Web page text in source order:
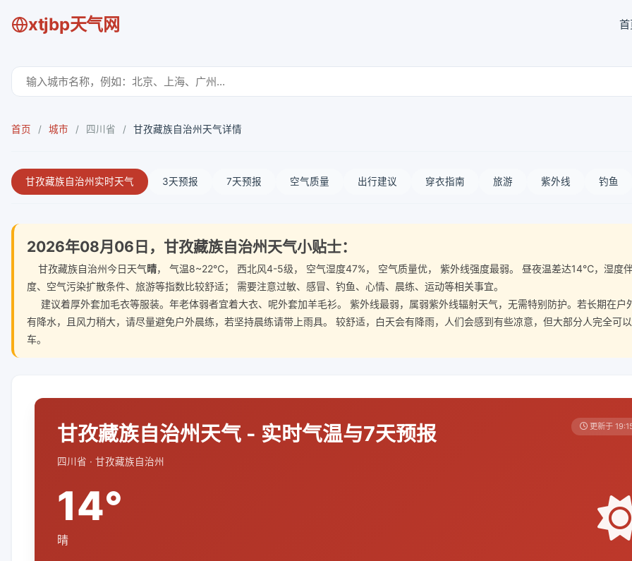
xtjbp天气网
首页 / 城市 / 四川省 / 甘孜藏族自治州天气详情
甘孜藏族自治州实时天气 3天预报 7天预报 空气质量 出行建议 穿衣指南 旅游 紫外线 钓鱼
2026年08月06日，甘孜藏族自治州天气小贴士：
甘孜藏族自治州今日天气晴， 气温8~22℃， 西北风4-5级， 空气湿度47%， 空气质量优， 紫外线强度最弱。 昼夜温差达14℃，湿度
度、空气污染扩散条件、旅游等指数比较舒适； 需要注意过敏、感冒、钓鱼、心情、晨练、运动等相关事宜。
建议着厚外套加毛衣等服装。年老体弱者宜着大衣、呢外套加羊毛衫。 紫外线最弱，属弱紫外线辐射天气，无需特别防护。若长期在
有降水，且风力稍大，请尽量避免户外晨练，若坚持晨练请带上雨具。 较舒适，白天会有降雨，人们会感到有些凉意，但大部分人完全可
车。
甘孜藏族自治州天气 - 实时气温与7天预报
四川省 · 甘孜藏族自治州
更新于
14°
晴